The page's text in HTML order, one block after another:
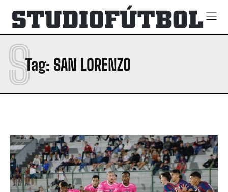
Tag: SAN LORENZO
S